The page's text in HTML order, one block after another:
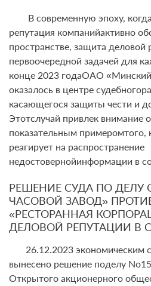
В современную эпоху,
репутация компанийактивно
пространстве, защита деловой
первоочередной задачей для
конце 2023 годаОАО «Минский
оказалось в центре
касающегося защиты чести и
Этотслучай привлек внимание
показательным примеромтого,
реагирует на распространение
недостовернойинформации в
РЕШЕНИЕ СУДА ПО
ЧАСОВОЙ ЗАВОД»
«РЕСТОРАННАЯ
ДЕЛОВОЙ РЕПУТАЦИИ В
26.12.2023 экономическим
вынесено решение поделу
Открытого акционерного